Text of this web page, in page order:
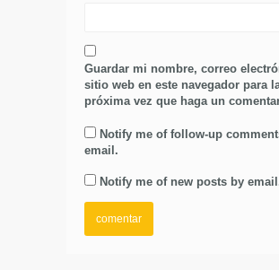
Guardar mi nombre, correo
sitio web en este navegador para
próxima vez que haga un
Notify me of follow-up
email.
Notify me of new posts by